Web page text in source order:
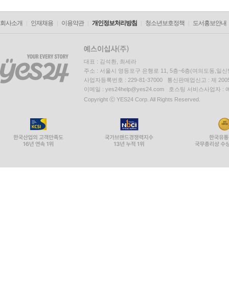
회사소개 인재채용 이용약관 개인정보처리방침 청소년보호정책 도서홍보안내
대표 : 김석환, 최세라
주소 : 서울시 영등포구 은행로 11, 5층~6층(여의도동,일신
사업자등록번호 : 229-81-37000 통신판매업신고 : 제
이메일 : yes24help@yes24.com 호스팅 서비스사업자 :
Copyright ⓒ YES24 Corp. All Rights Reserved.